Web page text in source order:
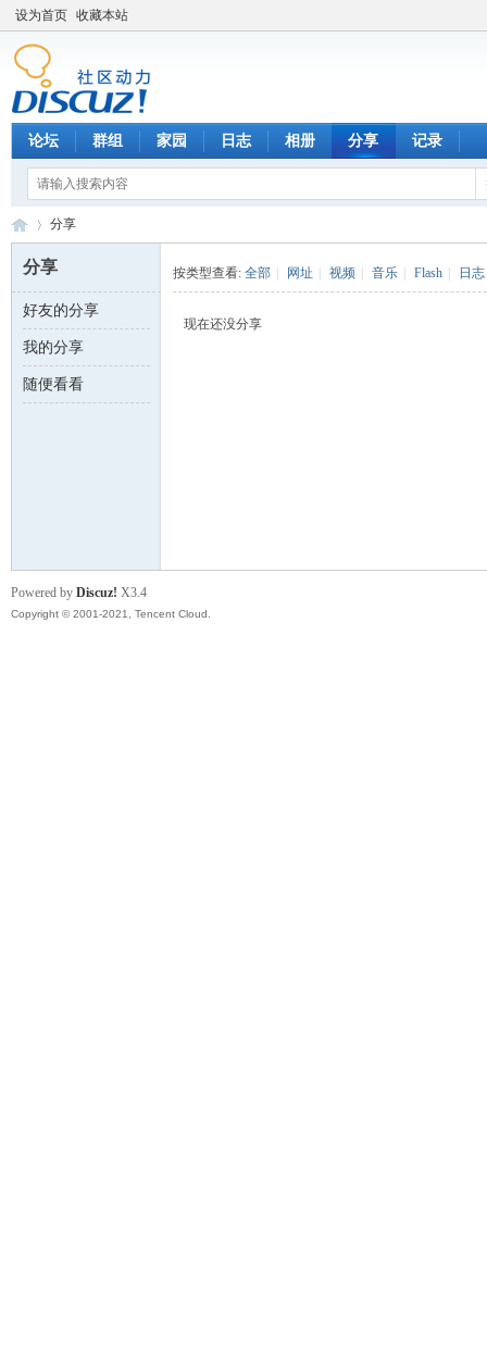
设为首页 收藏本站
论坛 群组 家园 日志 相册 分享 记录
数 ›
分享
分享
好友的分享
我的分享
随便看看
按类型查看: 全部 网址 视频 音乐 Flash 日志
现在还没分享
Powered by Discuz! X3.4
Copyright © 2001-2021, Tencent Cloud.